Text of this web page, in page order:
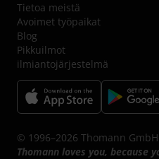
Tietoa meistä
Avoimet työpaikat
Blog
Pikkuilmot
ilmiantojärjestelmä
© 1996–2026 Thomann GmbH.
Thomann loves you, because